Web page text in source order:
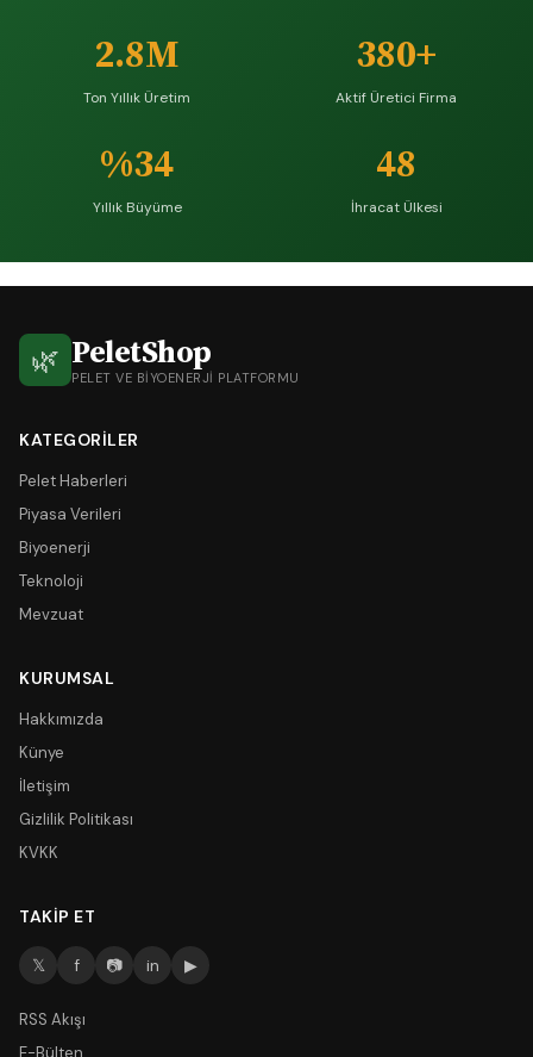
2.8M
Ton Yıllık Üretim
380+
Aktif Üretici Firma
%34
Yıllık Büyüme
48
İhracat Ülkesi
🌿 PeletShop
PELET VE BIYOENERJI PLATFORMU
KATEGORILER
Pelet Haberleri
Piyasa Verileri
Biyoenerji
Teknoloji
Mevzuat
KURUMSAL
Hakkımızda
Künye
İletişim
Gizlilik Politikası
KVKK
TAKIP ET
𝕏 f 📷 in ▶
RSS Akışı
E-Bülten